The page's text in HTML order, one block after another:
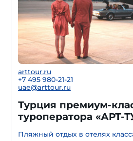
arttour.ru
+7 495 980-21-21
uae@arttour.ru
Турция премиум-
туроператора «АРТ-
Пляжный отдых в отелях